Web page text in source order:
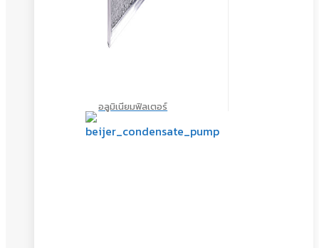
อลูมิเนียมฟิลเตอร์